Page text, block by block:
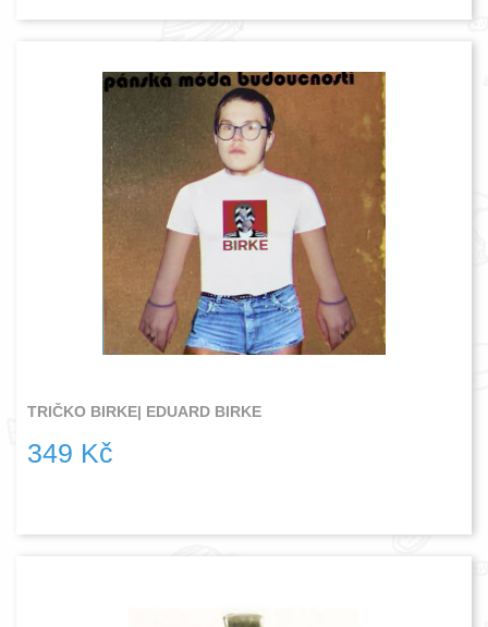
TRIČKO BIRKE| EDUARD BIRKE
349 Kč